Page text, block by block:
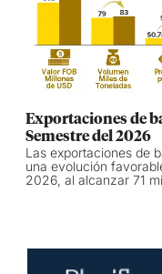
Exportaciones de
Semestre del 2026
Las exportaciones de
una evolución
2026, al alcanzar 71